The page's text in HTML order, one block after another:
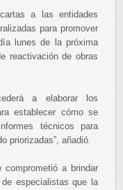
a las entidades
para promover
lunes de la próxima
reactivación de obras
a elaborar los
establecer cómo se
técnicos para
priorizadas”, añadió.
a brindar
especialistas que la